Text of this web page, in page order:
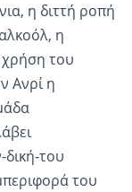
η διττή ροπή
η
χρήση του
Ανρί η
δική-του
του